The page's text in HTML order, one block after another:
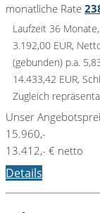
monatliche Rate
Laufzeit 36
3.192,00 EUR,
(gebunden) p.a.
14.433,42 EUR,
Zugleich
Unser
15.960,-
13.412,- € netto
Details